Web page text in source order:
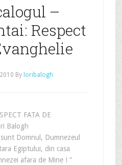
–
Respect
By loribalogh
FATA DE
Balogh
Domnul, Dumnezeul
Egiptului, din casa
afara de Mine ! “